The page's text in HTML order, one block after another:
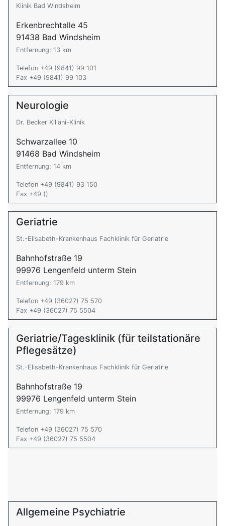
Klinik Bad Windsheim
Erkenbrechtalle 45
91438 Bad Windsheim
Entfernung: 13 km
Telefon +49 (9841) 99 101
Fax +49 (9841) 99 103
Neurologie
Dr. Becker Kiliani-Klinik
Schwarzallee 10
91468 Bad Windsheim
Entfernung: 14 km
Telefon +49 (9841) 93 150
Fax +49 ()
Geriatrie
St.-Elisabeth-Krankenhaus Fachklinik für Geriatrie
Bahnhofstraße 19
99976 Lengenfeld unterm Stein
Entfernung: 179 km
Telefon +49 (36027) 75 570
Fax +49 (36027) 75 5504
Geriatrie/Tagesklinik (für teilstationäre
Pflegesätze)
St.-Elisabeth-Krankenhaus Fachklinik für Geriatrie
Bahnhofstraße 19
99976 Lengenfeld unterm Stein
Entfernung: 179 km
Telefon +49 (36027) 75 570
Fax +49 (36027) 75 5504
Allgemeine Psychiatrie